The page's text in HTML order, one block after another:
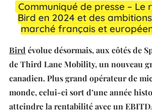
Communiqué de presse – Le
Bird en 2024 et des
marché français et
Bird évolue désormais, aux côtés de
de Third Lane Mobility, un nouveau
canadien. Plus grand opérateur de
monde, celui-ci sort d’une année
atteindre la rentabilité avec un